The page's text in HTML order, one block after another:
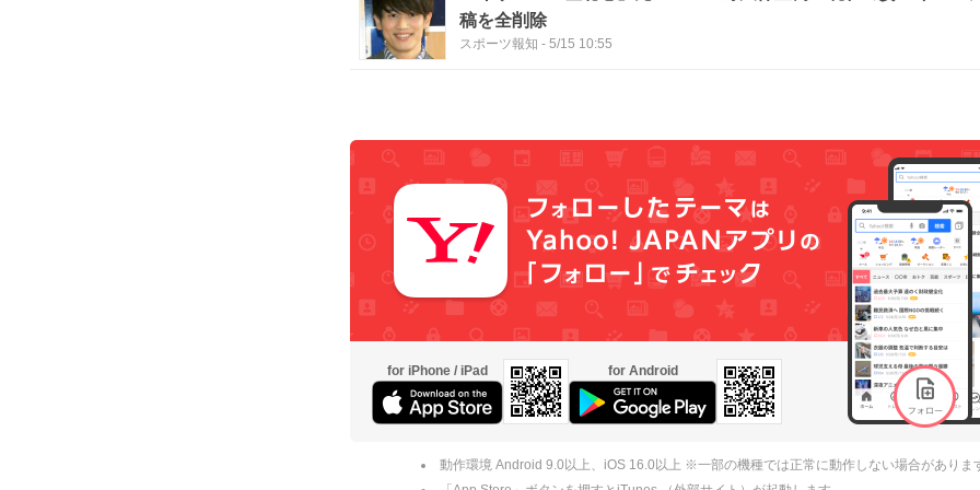
稿を全削除
スポーツ報知 - 5/15 10:55
for iPhone / iPad for Android
動作環境 Android 9.0以上、iOS 16.0以上 ※一部の機種では正常に動作しない場合がありま